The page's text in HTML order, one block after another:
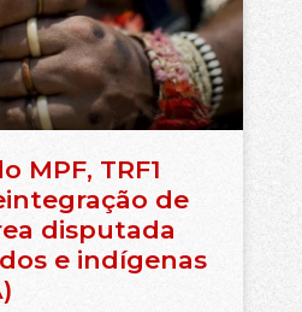
MPF, TRF1
de
disputada
e indígenas